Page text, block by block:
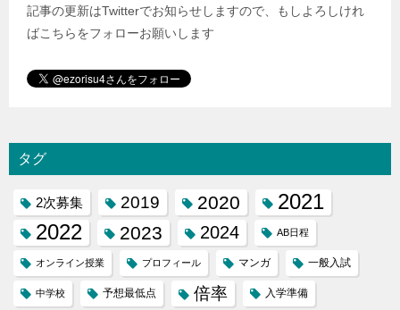
記事の更新はTwitterでお知らせしますので、もしよろしけれ
ばこちらをフォローお願いします
タグ
2次募集 2019 2020
2021
2022
2023 2024 AB日程
オンライン授業 プロフィール マンガ 一般入試
中学校 予想最低点 倍率 入学準備